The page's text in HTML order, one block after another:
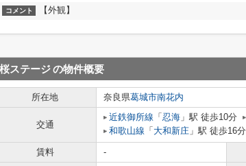
コメント 【外観】
桜ステージの物件概要
所在地 奈良県葛城市南花内
交通
近鉄御所線 「 忍海 」駅 徒歩10分
和歌山線 「 大和新庄 」駅 徒歩16分
賃料 -